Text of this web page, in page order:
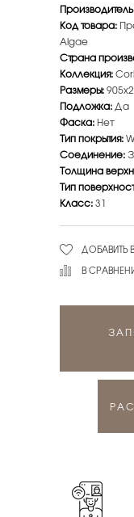
Код товара:
Algae
Страна
Коллекция:
Размеры:
Подложка:Да
Фаска: Нет
Тип покрытия:
Соединение:
Толщина
Тип
Класс:31
В